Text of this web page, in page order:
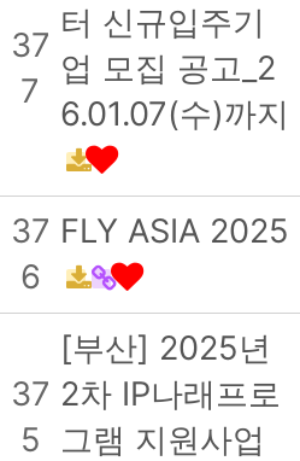
37
7
터 신규입주기
업 모집 공고_2
6.01.07(수)까지
37
6
FLY ASIA 2025
37
5
[부산] 2025년
2차 IP나래프로
그램 지원사업